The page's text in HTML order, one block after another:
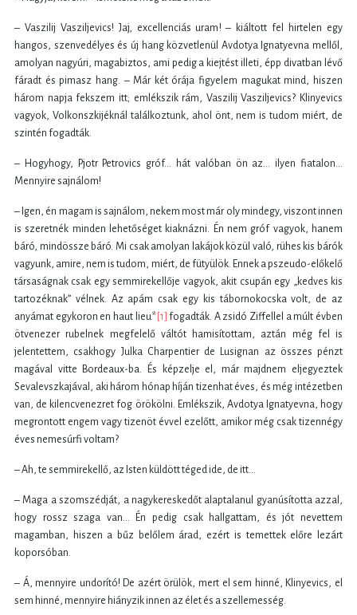
– Vaszilij Vasziljevics! Jaj, excellenciás uram! – kiáltott fel hirtelen egy
hangos, szenvedélyes és új hang közvetlenül Avdotya Ignatyevna mellől,
amolyan nagyúri, magabiztos, ami pedig a kiejtést illeti, épp divatban lévő
fáradt és pimasz hang. – Már két órája figyelem magukat mind, hiszen
három napja fekszem itt; emlékszik rám, Vaszilij Vasziljevics? Klinyevics
vagyok, Volkonszkijéknál találkoztunk, ahol önt, nem is tudom miért, de
szintén fogadták.
– Hogyhogy, Pjotr Petrovics gróf… hát valóban ön az… ilyen fiatalon…
Mennyire sajnálom!
– Igen, én magam is sajnálom, nekem most már oly mindegy, viszont innen
is szeretnék minden lehetőséget kiaknázni. Én nem gróf vagyok, hanem
báró, mindössze báró. Mi csak amolyan lakájok közül való, rühes kis bárók
vagyunk, amire, nem is tudom, miért, de fütyülök. Ennek a pszeudo-előkelő
társaságnak csak egy semmirekellője vagyok, akit csupán egy „kedves kis
tartozéknak” vélnek. Az apám csak egy kis tábornokocska volt, de az
anyámat egykoron en haut lieu*[1] fogadták. A zsidó Ziffellel a múlt évben
ötvenezer rubelnek megfelelő váltót hamisítottam, aztán még fel is
jelentettem, csakhogy Julka Charpentier de Lusignan az összes pénzt
magával vitte Bordeaux-ba. És képzelje el, már majdnem eljegyeztek
Sevalevszkajával, aki három hónap híján tizenhat éves, és még intézetben
van, de kilencvenezret fog örökölni. Emlékszik, Avdotya Ignatyevna, hogy
megrontott engem vagy tizenöt évvel ezelőtt, amikor még csak tizennégy
éves nemesúrfi voltam?
– Ah, te semmirekellő, az Isten küldött téged ide, de itt…
– Maga a szomszédját, a nagykereskedőt alaptalanul gyanúsította azzal,
hogy rossz szaga van… Én pedig csak hallgattam, és jót nevettem
magamban, hiszen a bűz belőlem árad, ezért is temettek előre lezárt
koporsóban.
– Á, mennyire undorító! De azért örülök, mert el sem hinné, Klinyevics, el
sem hinné, mennyire hiányzik innen az élet és a szellemesség.